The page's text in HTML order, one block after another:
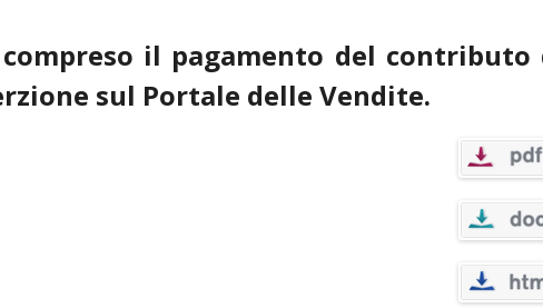
il pagamento del contributo
sul Portale delle Vendite.